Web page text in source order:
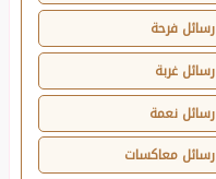
رسائل فرحة
رسائل غربة
رسائل نعمة
رسائل معاكسات